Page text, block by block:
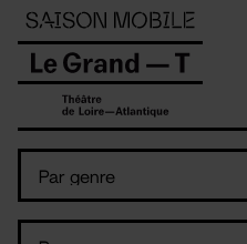
Panneau de gestion des cookies